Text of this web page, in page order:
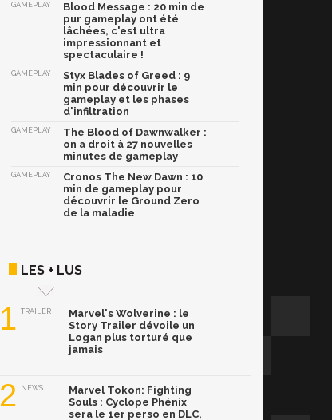
GAMEPLAY
Blood Message : 20 min de
pur gameplay ont été
lâchées, c'est ultra
impressionnant et
spectaculaire !
GAMEPLAY
Styx Blades of Greed : 9
min pour découvrir le
gameplay et les phases
d'infiltration
GAMEPLAY
The Blood of Dawnwalker :
on a droit à 27 nouvelles
minutes de gameplay
GAMEPLAY
Cronos The New Dawn : 10
min de gameplay pour
découvrir le Ground Zero
de la maladie
LES + LUS
1 TRAILER
Marvel's Wolverine : le
Story Trailer dévoile un
Logan plus torturé que
jamais
2 NEWS
Marvel Tokon: Fighting
Souls : Cyclope Phénix
sera le 1er perso en DLC,